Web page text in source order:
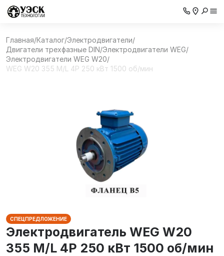
Главная/Каталог/Электродвигатели/
Двигатели трехфазные DIN/Электродвигатели WEG/
Электродвигатели WEG W20/
WEG W20 355 M/L 4P 250 кВт 1500 об/мин
СПЕЦПРЕДЛОЖЕНИЕ
Электродвигатель WEG W20
355 M/L 4P 250 кВт 1500 об/мин